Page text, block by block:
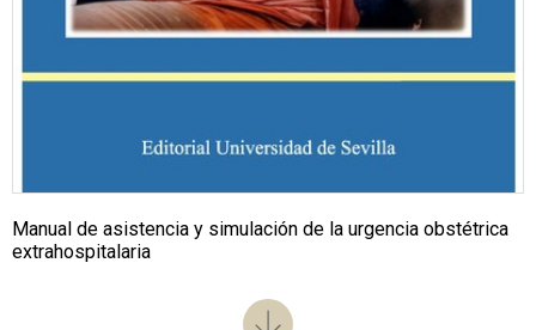
Manual de asistencia y simulación de la urgencia obstétrica
extrahospitalaria